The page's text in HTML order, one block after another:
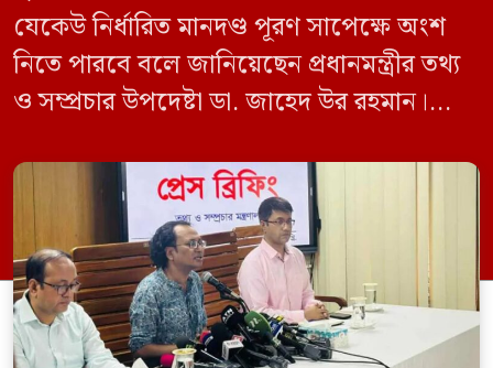
যেকেউ নির্ধারিত মানদণ্ড পূরণ সাপেক্ষে অংশ
নিতে পারবে বলে জানিয়েছেন প্রধানমন্ত্রীর তথ্য
ও সম্প্রচার উপদেষ্টা ডা. জাহেদ উর রহমান।
সম্মেলন কক্ষে এক প্রেস ব্রিফিংয়ে সাংবাদিকদের
এক প্রশ্নের জবাবে তিনি এ কথা বলেন।